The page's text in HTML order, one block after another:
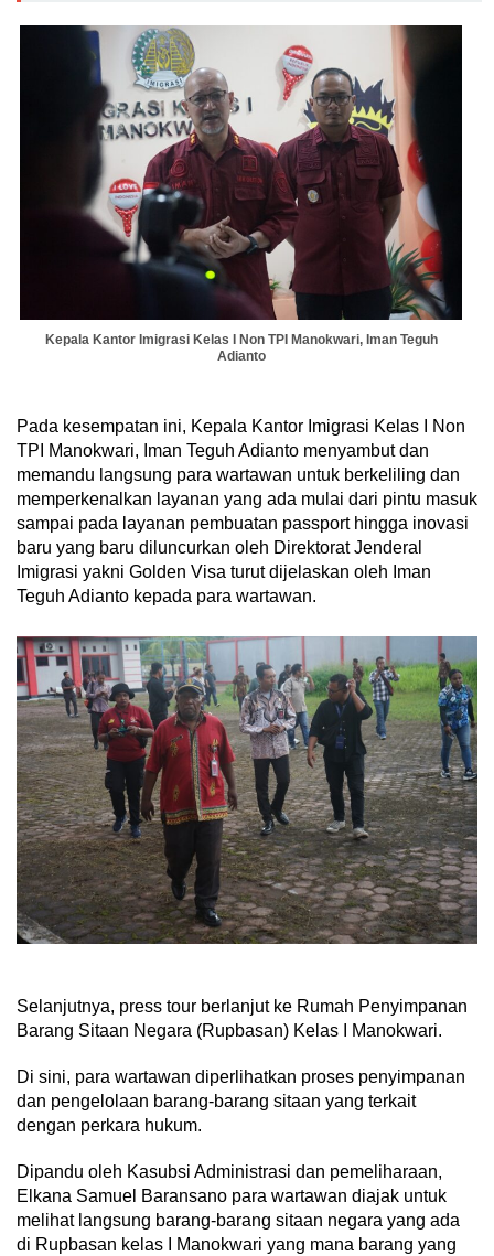
Kepala Kantor Imigrasi Kelas
Non TPI Manokwari, Iman Teguh
Adianto
Pada kesempatan ini, Kepala Kantor Imigrasi Kelas I Non
TPI Manokwari, Iman Teguh Adianto menyambut dan
memandu langsung para wartawan untuk berkeliling dan
memperkenalkan layanan yang ada mulai dari pintu masuk
sampai pada layanan pembuatan passport hingga inovasi
baru yang baru diluncurkan oleh Direktorat Jenderal
Imigrasi yakni Golden Visa turut dijelaskan oleh Iman
Teguh Adianto kepada para wartawan.
Selanjutnya, press tour berlanjut ke Rumah Penyimpanan
Barang Sitaan Negara (Rupbasan) Kelas I Manokwari.
Di sini, para wartawan diperlihatkan proses penyimpanan
dan pengelolaan barang-barang sitaan yang terkait
dengan perkara hukum.
Dipandu oleh Kasubsi Administrasi dan pemeliharaan,
Elkana Samuel Baransano para wartawan diajak untuk
melihat langsung barang-barang sitaan negara yang ada
di Rupbasan kelas I Manokwari yang mana barang yang